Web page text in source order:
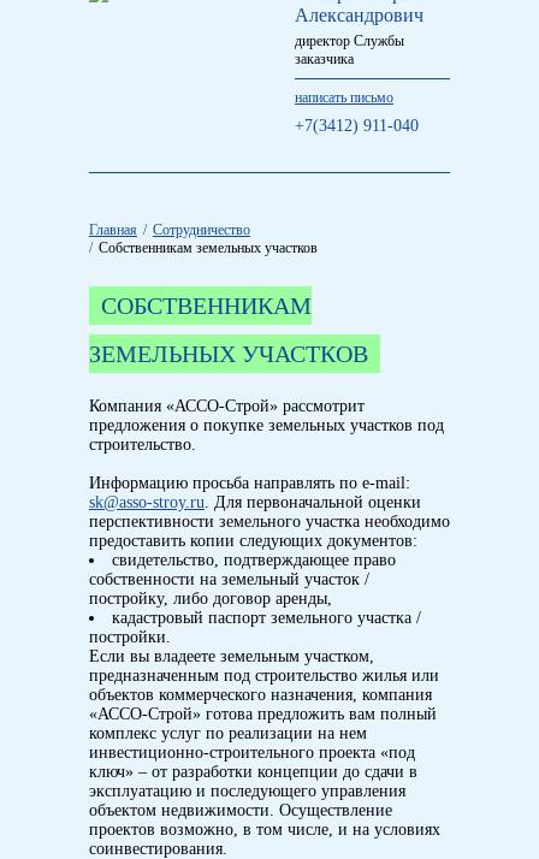
Александрович
директор Службы
заказчика
написать письмо
+7(3412) 911-040
Главная
Сотрудничество
Собственникам земельных участков
СОБСТВЕННИКАМ
ЗЕМЕЛЬНЫХ УЧАСТКОВ
Компания «АССО-Строй» рассмотрит
предложения о покупке земельных участков под
строительство.
Информацию просьба направлять по e-mail:
sk@asso-stroy.ru. Для первоначальной оценки
перспективности земельного участка необходимо
предоставить копии следующих документов:
свидетельство, подтверждающее право
собственности на земельный участок /
постройку, либо договор аренды,
кадастровый паспорт земельного участка /
постройки.
Если вы владеете земельным участком,
предназначенным под строительство жилья или
объектов коммерческого назначения, компания
«АССО-Строй» готова предложить вам полный
комплекс услуг по реализации на нем
инвестиционно-строительного проекта «под
ключ» – от разработки концепции до сдачи в
эксплуатацию и последующего управления
объектом недвижимости. Осуществление
проектов возможно, в том числе, и на условиях
соинвестирования.